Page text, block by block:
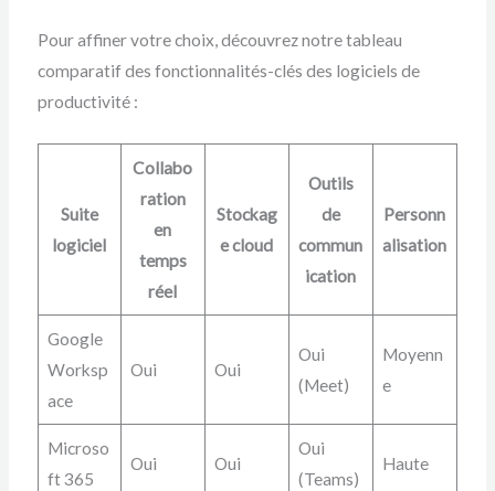
Pour affiner votre choix, découvrez notre tableau
comparatif des fonctionnalités-clés des logiciels de
productivité :
Suite
logiciel
Collabo
ration
en
temps
réel
Stockag
e cloud
Outils
de
commun
ication
Personn
alisation
Google
Worksp
ace
Oui Oui
Oui
(Meet)
Moyenn
e
Microso
ft 365
Oui Oui
Oui
(Teams)
Haute